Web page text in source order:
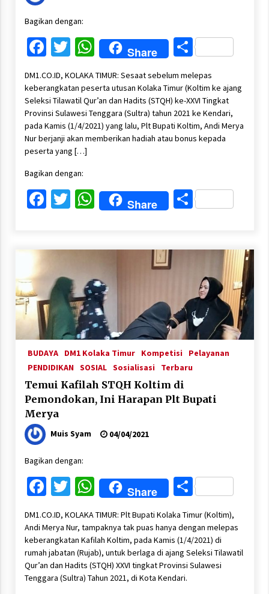
Bagikan dengan:
Facebook
Twitter
WhatsApp
Share Share
DM1.CO.ID, KOLAKA TIMUR: Sesaat sebelum melepas
keberangkatan peserta utusan Kolaka Timur (Koltim ke ajang
Seleksi Tilawatil Qur’an dan Hadits (STQH) ke-XXVI Tingkat
Provinsi Sulawesi Tenggara (Sultra) tahun 2021 ke Kendari,
pada Kamis (1/4/2021) yang lalu, Plt Bupati Koltim, Andi Merya
Nur berjanji akan memberikan hadiah atau bonus kepada
peserta yang […]
Bagikan dengan:
Facebook
Twitter
WhatsApp
Share Share
BUDAYA DM1 Kolaka Timur Kompetisi
Pelayanan
PENDIDIKAN SOSIAL Sosialisasi Terbaru
Temui Kafilah STQH Koltim di
Pemondokan, Ini Harapan Plt Bupati
Merya
Muis Syam 04/04/2021
Bagikan dengan:
Facebook
Twitter
WhatsApp
Share Share
DM1.CO.ID, KOLAKA TIMUR: Plt Bupati Kolaka Timur (Koltim),
Andi Merya Nur, tampaknya tak puas hanya dengan melepas
keberangkatan Kafilah Koltim, pada Kamis (1/4/2021) di
rumah jabatan (Rujab), untuk berlaga di ajang Seleksi Tilawatil
Qur’an dan Hadits (STQH) XXVI tingkat Provinsi Sulawesi
Tenggara (Sultra) Tahun 2021, di Kota Kendari.